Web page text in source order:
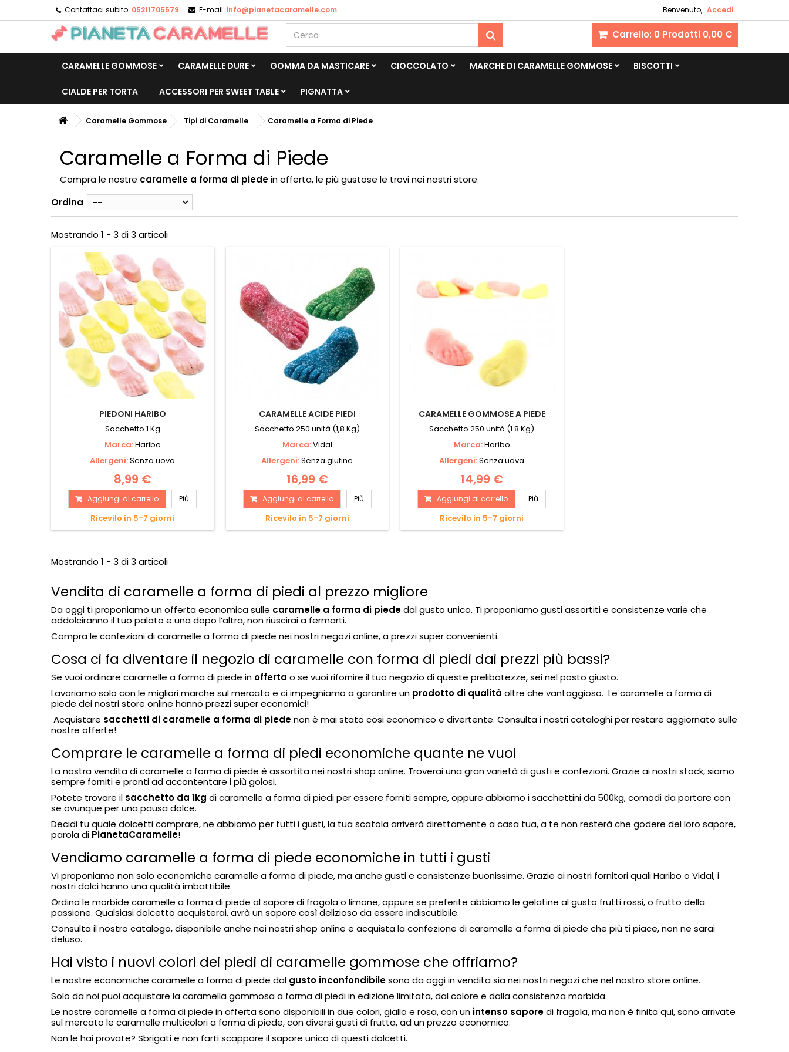
Benvenuto, Accedi
Contattaci subito: 05211705579 E-mail: info@pianetacaramelle.com
Carrello: 0 Prodotti 0,00 €
CARAMELLE GOMMOSE CARAMELLE DURE GOMMA DA MASTICARE CIOCCOLATO MARCHE DI CARAMELLE GOMMOSE BISCOTTI
CIALDE PER TORTA ACCESSORI PER SWEET TABLE PIGNATTA
Caramelle Gommose Tipi di Caramelle Caramelle a Forma di Piede
Caramelle a Forma di Piede
Compra le nostre caramelle a forma di piedein offerta, le più gustose le trovi nei nostri store.
Ordina
--
Mostrando 1 - 3 di 3 articoli
PIEDONI HARIBO
Sacchetto 1 Kg
Marca:Haribo
Allergeni:Senza uova
8,99 €
Aggiungi al carrello Più
Ricevilo in 5-7 giorni
CARAMELLE ACIDE PIEDI
Sacchetto 250 unità (1,8 Kg)
Marca:Vidal
Allergeni:Senza glutine
16,99 €
Aggiungi al carrello Più
Ricevilo in 5-7 giorni
CARAMELLE GOMMOSE A PIEDE
Sacchetto 250 unità (1.8 Kg)
Marca:Haribo
Allergeni:Senza uova
14,99 €
Aggiungi al carrello Più
Ricevilo in 5-7 giorni
Mostrando 1 - 3 di 3 articoli
Vendita di caramelle a forma di piedi al prezzo migliore
Da oggi ti proponiamo un offerta economica sulle caramelle a forma di piededal gusto unico. Ti proponiamo gusti assortiti e consistenze varie che
addolciranno il tuo palato e una dopo l’altra, non riuscirai a fermarti.
Compra le confezioni di caramelle a forma di piede nei nostri negozi online, a prezzi super convenienti.
Cosa ci fa diventare il negozio di caramelle con forma di piedi dai prezzi più bassi?
Se vuoi ordinare caramelle a forma di piede in offerta o se vuoi rifornire il tuo negozio di queste prelibatezze, sei nel posto giusto.
Lavoriamo solo con le migliori marche sul mercato e ci impegniamo a garantire un prodotto di qualità oltre che vantaggioso. Le caramelle a forma di
piede dei nostri store online hanno prezzi super economici!
Acquistare sacchetti di caramelle a forma di piedenon è mai stato cosi economico e divertente. Consulta i nostri cataloghi per restare aggiornato sulle
nostre offerte!
Comprare le caramelle a forma di piedi economiche quante ne vuoi
La nostra vendita di caramelle a forma di piede è assortita nei nostri shop online. Troverai una gran varietà di gusti e confezioni. Grazie ai nostri stock, siamo
sempre forniti e pronti ad accontentare i più golosi.
Potete trovare il sacchetto da 1kg di caramelle a forma di piedi per essere forniti sempre, oppure abbiamo i sacchettini da 500kg, comodi da portare con
se ovunque per una pausa dolce.
Decidi tu quale dolcetti comprare, ne abbiamo per tutti i gusti, la tua scatola arriverà direttamente a casa tua, a te non resterà che godere del loro sapore,
parola di PianetaCaramelle!
Vendiamo caramelle a forma di piede economiche in tutti i gusti
Vi proponiamo non solo economiche caramelle a forma di piede, ma anche gusti e consistenze buonissime. Grazie ai nostri fornitori quali Haribo o Vidal, i
nostri dolci hanno una qualità imbattibile.
Ordina le morbide caramelle a forma di piede al sapore di fragola o limone, oppure se preferite abbiamo le gelatine al gusto frutti rossi, o frutto della
passione. Qualsiasi dolcetto acquisterai, avrà un sapore così delizioso da essere indiscutibile.
Consulta il nostro catalogo, disponibile anche nei nostri shop online e acquista la confezione di caramelle a forma di piede che più ti piace, non ne sarai
deluso.
Hai visto i nuovi colori dei piedi di caramelle gommose che offriamo?
Le nostre economiche caramelle a forma di piede dal gusto inconfondibilesono da oggi in vendita sia nei nostri negozi che nel nostro store online.
Solo da noi puoi acquistare la caramella gommosa a forma di piedi in edizione limitata, dal colore e dalla consistenza morbida.
Le nostre caramelle a forma di piede in offerta sono disponibili in due colori, giallo e rosa, con un intenso saporedi fragola, ma non è finita qui, sono arrivate
sul mercato le caramelle multicolori a forma di piede, con diversi gusti di frutta, ad un prezzo economico.
Non le hai provate? Sbrigati e non farti scappare il sapore unico di questi dolcetti.